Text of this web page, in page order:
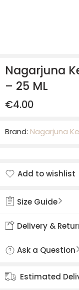
Nagarjuna
– 25 ML
€4.00
Brand: Nagarjuna
Add to wishlist
Size Guide
Delivery &
Ask a Question
Estimated